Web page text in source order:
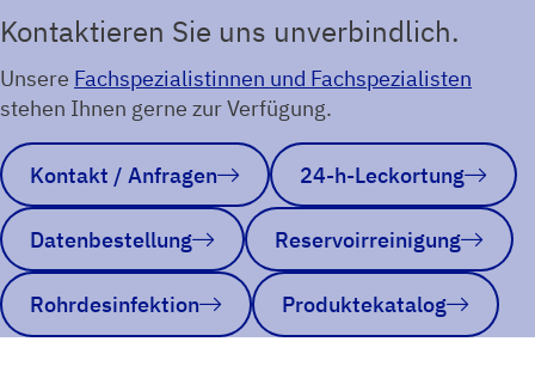
Kontaktieren Sie uns unverbindlich.
Unsere Fachspezialistinnen und Fachspezialisten
stehen Ihnen gerne zur Verfügung.
Kontakt / Anfragen 24-h-Leckortung
Datenbestellung Reservoirreinigung
Rohrdesinfektion Produktekatalog